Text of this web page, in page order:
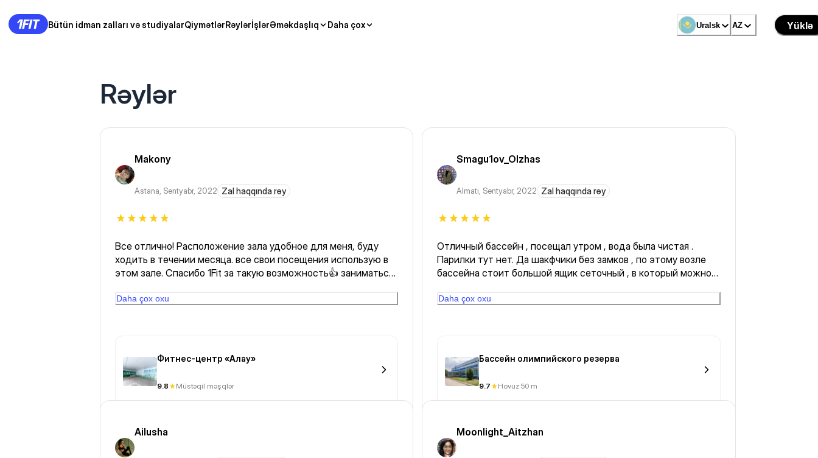
Bütün idman zalları və studiyalarQiymətlərRəylərİşlərƏməkdaşlıq Daha çox Uralsk AZ Yüklə
Rəylər
Makony
Astana, Sentyabr, 2022 Zal haqqında rəy
Все отлично! Расположение зала удобное для меня, буду
ходить в течении месяца. все свои посещения использую в
этом зале. Спасибо 1Fit за такую возможность👍 заниматься
Daha çox oxu
Фитнес-центр «Алау»
9.8 Müstəqil məşqlər
Smagu1ov_Olzhas
Almatı, Sentyabr, 2022 Zal haqqında rəy
Отличный бассейн , посещал утром , вода была чистая .
Парилки тут нет. Да шакфчики без замков , по этому возле
бассейна стоит большой ящик сеточный , в который можно
особого отношения и сервиса не ждал . Мне понравилось!
Daha çox oxu
Бассейн олимпийского резерва
9.7 Hovuz 50 m
Ailusha Moonlight_Aitzhan